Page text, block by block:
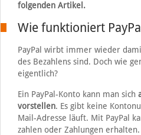
folgenden Artikel.
Wie funktioniert
PayPal wirbt immer wieder
des Bezahlens sind. Doch wie
eigentlich?
Ein PayPal-Konto kann man sich
vorstellen. Es gibt keine
Mail-Adresse läuft. Mit PayPal
zahlen oder Zahlungen